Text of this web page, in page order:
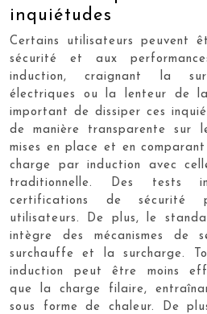
inquiétudes
Certains utilisateurs peuvent
sécurité et aux
induction, craignant la
électriques ou la lenteur de
important de dissiper ces
de manière transparente sur
mises en place et en
charge par induction avec
traditionnelle. Des tests
certifications de sécurité
utilisateurs. De plus, le
intègre des mécanismes de
surchauffe et la surcharge.
induction peut être moins
que la charge filaire,
sous forme de chaleur. De